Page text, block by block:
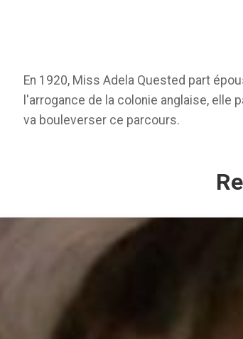
En 1920, Miss Adela Quested part
l'arrogance de la colonie anglaise, elle
va bouleverser ce parcours.